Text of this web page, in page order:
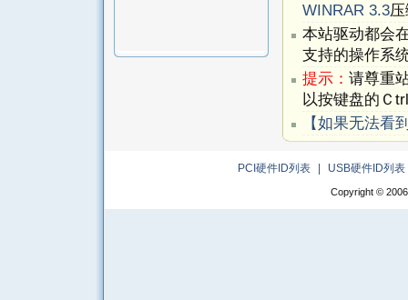
WINRAR 3.3
本站驱动都会
支持的操作系
提示： 请尊重
以按键盘的Ｃ
【如果无法看
PCI硬件ID列表 | USB硬件ID列表
Copyright ©